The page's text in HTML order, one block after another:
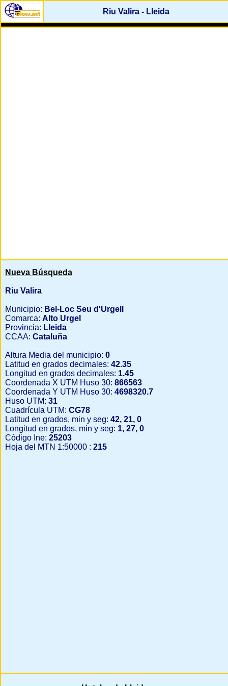
Riu Valira - Lleida
Nueva Búsqueda
Riu Valira
Municipio: Bel-Loc Seu d'Urgell
Comarca: Alto Urgel
Provincia: Lleida
CCAA: Cataluña
Altura Media del municipio: 0
Latitud en grados decimales: 42.35
Longitud en grados decimales: 1.45
Coordenada X UTM Huso 30: 866563
Coordenada Y UTM Huso 30: 4698320.7
Huso UTM: 31
Cuadrícula UTM: CG78
Latitud en grados, min y seg: 42, 21, 0
Longitud en grados, min y seg: 1, 27, 0
Código Ine: 25203
Hoja del MTN 1:50000 : 215